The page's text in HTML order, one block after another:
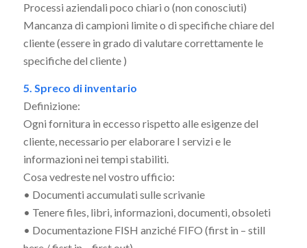
Processi aziendali poco chiari o (non conosciuti)
Mancanza di campioni limite o di specifiche chiare del
cliente (essere in grado di valutare correttamente le
specifiche del cliente )
5. Spreco di inventario
Definizione:
Ogni fornitura in eccesso rispetto alle esigenze del
cliente, necessario per elaborare I servizi e le
informazioni nei tempi stabiliti.
Cosa vedreste nel vostro ufficio:
• Documenti accumulati sulle scrivanie
• Tenere files, libri, informazioni, documenti, obsoleti
• Documentazione FISH anziché FIFO (first in – still